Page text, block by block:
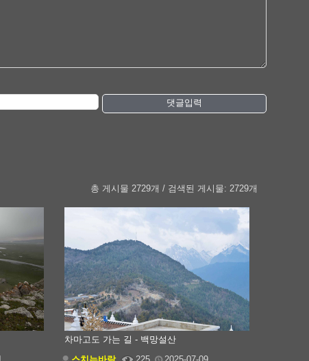
댓글입력
총 게시물 2729개 / 검색된 게시물: 2729개
차마고도 가는 길 - 백망설산